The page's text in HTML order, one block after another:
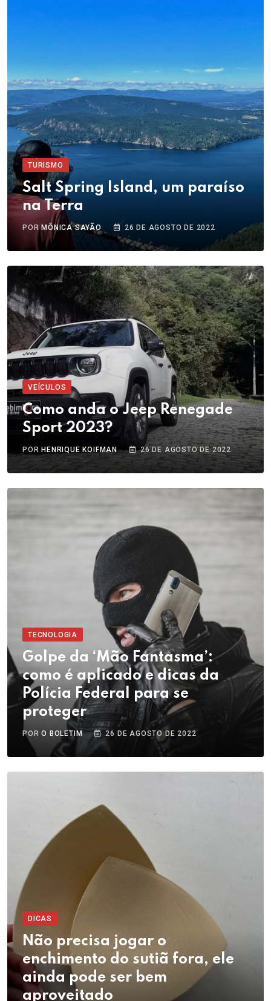
TURISMO
Salt Spring Island, um paraíso
na Terra
PORMÔNICA SAYÃO 26 DE AGOSTO DE 2022
VEÍCULOS
Como anda o Jeep Renegade
Sport 2023?
PORHENRIQUE KOIFMAN 26 DE AGOSTO DE 2022
TECNOLOGIA
Golpe da ‘Mão Fantasma’:
como é aplicado e dicas da
Polícia Federal para se
proteger
PORO BOLETIM 26 DE AGOSTO DE 2022
DICAS
Não precisa jogar o
enchimento do sutiã fora, ele
ainda pode ser bem
aproveitado